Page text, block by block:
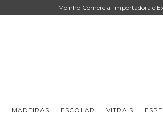
Moinho Comercial Importadora e
MADEIRAS ESCOLAR VITRAIS